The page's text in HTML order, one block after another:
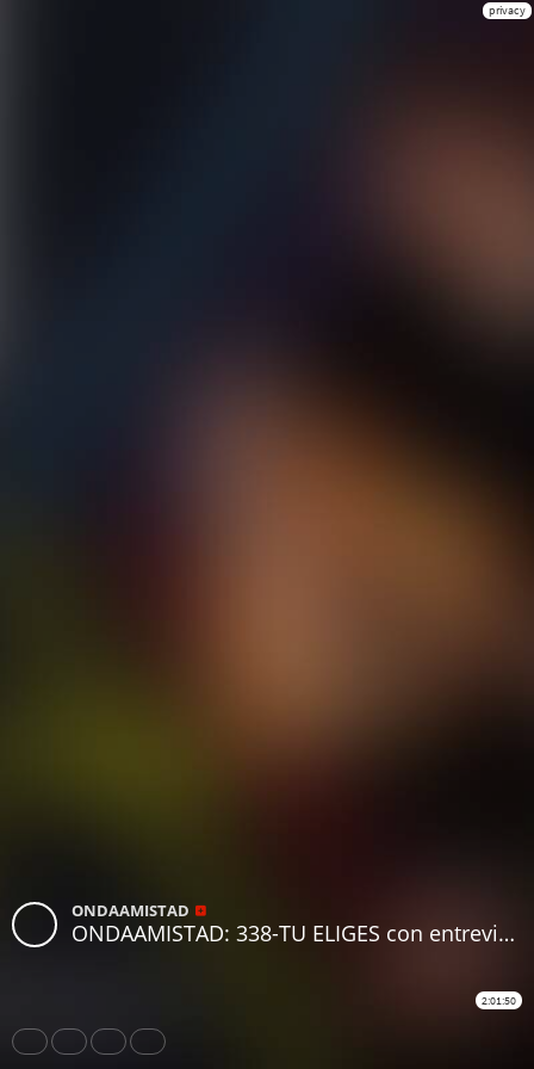
privacy
ONDAAMISTAD
ONDAAMISTAD: 338-TU ELIGES con entrevista a David Tecles -338 (23.ene.2022)
2:01:50
Share Like